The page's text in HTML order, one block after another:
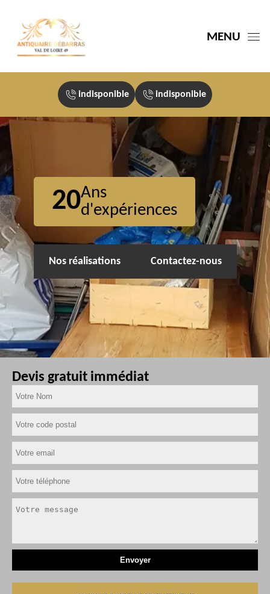
MENU
indisponible indisponible
20Ans
d'expériences
Nos réalisations Contactez-nous
Devis gratuit immédiat